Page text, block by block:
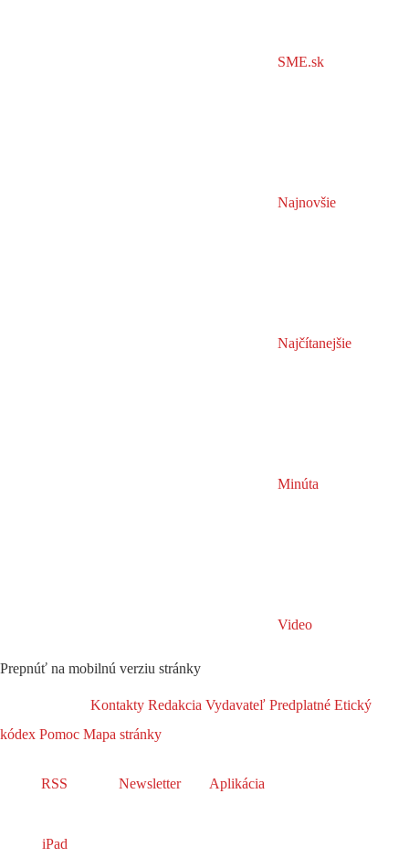
SME.sk
Najnovšie
Najčítanejšie
Minúta
Video
Prepnúť na mobilnú verziu stránky
Kontakty Redakcia Vydavateľ Predplatné Etický
kódex Pomoc Mapa stránky
RSS Newsletter Aplikácia
iPad